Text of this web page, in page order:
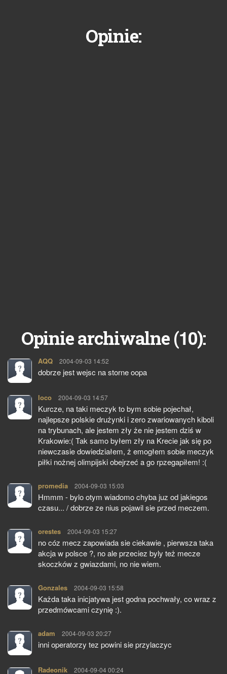
Opinie:
Opinie archiwalne (10):
AQQ pisze:
2004-09-03 14:52
dobrze jest wejsc na storne oopa
loco pisze:
2004-09-03 14:57
Kurcze, na taki meczyk to bym sobie pojechał,
najlepsze polskie drużynki i zero zwariowanych kiboli
na trybunach, ale jestem zły że nie jestem dziś w
Krakowie:( Tak samo byłem zły na Krecie jak się po
niewczasie dowiedziałem, ż emogłem sobie meczyk
piłki nożnej olimpijski obejrzeć a go rpzegapiłem! :(
promedia pisze:
2004-09-03 15:03
Hmmm - bylo otym wiadomo chyba juz od jakiegos
czasu... / dobrze ze nius pojawil sie przed meczem.
orestes pisze:
2004-09-03 15:27
no cóz mecz zapowiada sie ciekawie , pierwsza taka
akcja w polsce ?, no ale przeciez byly też mecze
skoczków z gwiazdami, no nie wiem.
Gonzales pisze:
2004-09-03 15:58
Każda taka inicjatywa jest godna pochwały, co wraz z
przedmówcami czynię :).
adam pisze:
2004-09-03 20:27
inni operatorzy tez powini sie przylaczyc
Radeonik pisze:
2004-09-04 00:24